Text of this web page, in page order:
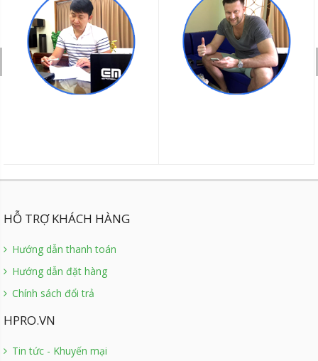
HỖ TRỢ KHÁCH HÀNG
Hướng dẫn thanh toán
Hướng dẫn đặt hàng
Chính sách đổi trả
HPRO.VN
Tin tức - Khuyến mại